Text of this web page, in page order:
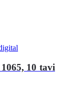
10 tavi